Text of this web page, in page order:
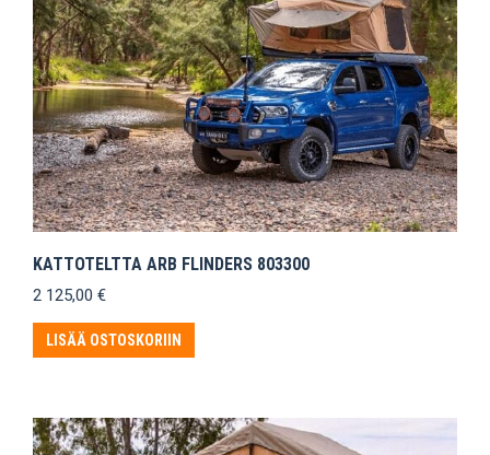
KATTOTELTTA ARB FLINDERS 803300
2 125,00 €
LISÄÄ OSTOSKORIIN